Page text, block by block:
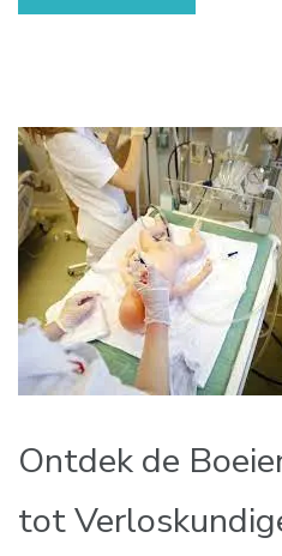
Ontdek de
tot